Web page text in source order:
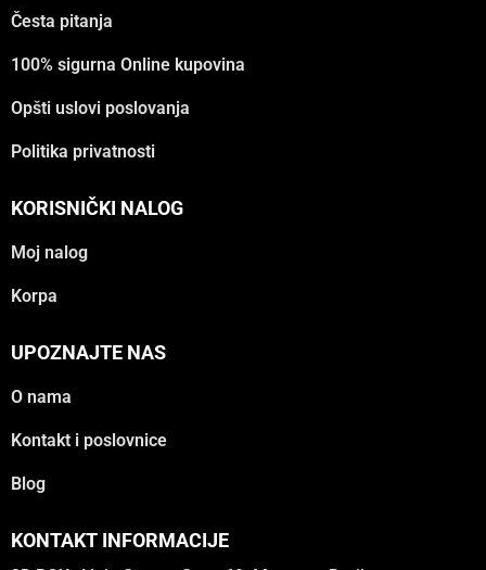
Česta pitanja
100% sigurna Online kupovina
Opšti uslovi poslovanja
Politika privatnosti
KORISNIČKI NALOG
Moj nalog
Korpa
UPOZNAJTE NAS
O nama
Kontakt i poslovnice
Blog
KONTAKT INFORMACIJE